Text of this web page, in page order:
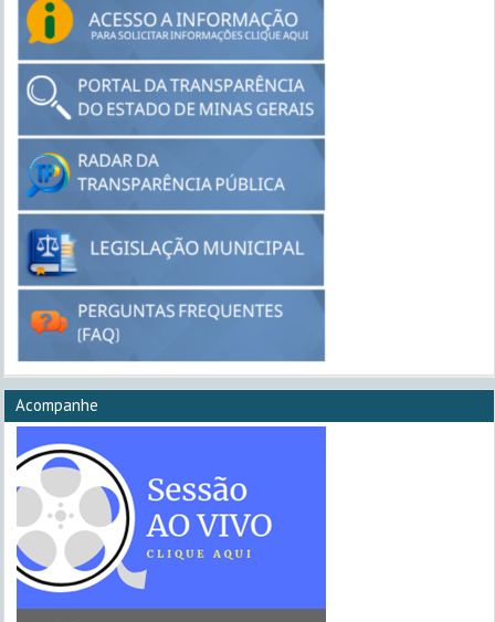
Acompanhe